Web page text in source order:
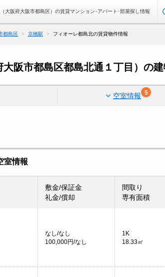
大阪府大阪市都島区）の賃貸マンション･アパート･部屋探し情報
都島区 京橋駅 フィオーレ都島北の賃貸物件情報
阪市都島区都島北通１丁目）の
空室情報 5
室情報
敷金/保証金
礼金/償却
間取り
専有面積
なし/なし
100,000円/なし
1K
18.33㎡